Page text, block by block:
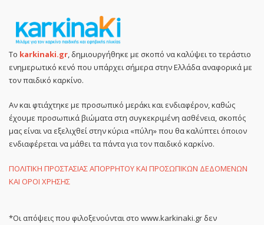
Το karkinaki.gr, δημιουργήθηκε με σκοπό να καλύψει το τεράστιο
ενημερωτικό κενό που υπάρχει σήμερα στην Ελλάδα αναφορικά με
τον παιδικό καρκίνο.
Αν και φτιάχτηκε με προσωπικό μεράκι και ενδιαφέρον, καθώς
έχουμε προσωπικά βιώματα στη συγκεκριμένη ασθένεια, σκοπός
μας είναι να εξελιχθεί στην κύρια «πύλη» που θα καλύπτει όποιον
ενδιαφέρεται να μάθει τα πάντα για τον παιδικό καρκίνο.
ΠΟΛΙΤΙΚΗ ΠΡΟΣΤΑΣΙΑΣ ΑΠΟΡΡΗΤΟΥ ΚΑΙ ΠΡΟΣΩΠΙΚΩΝ ΔΕΔΟΜΕΝΩΝ
ΚΑΙ ΟΡΟΙ ΧΡΗΣΗΣ
*Οι απόψεις που φιλοξενούνται στο www.karkinaki.gr δεν